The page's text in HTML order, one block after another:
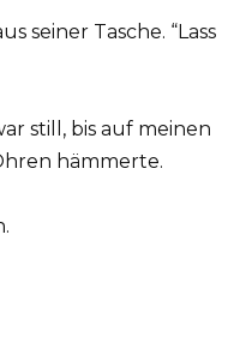
seiner Tasche. “Lass
still, bis auf meinen
hämmerte.